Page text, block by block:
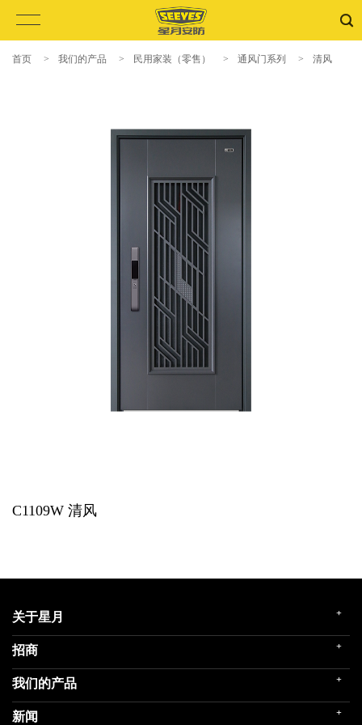
首页 > 我们的产品 > 民用家装（零售） > 通风门系列 > 清风
C1109W 清风
关于星月 +
企业简介
企业文化
荣誉殿堂
招商 +
门店展示
我们的产品 +
民用家装（零售）
新闻 +